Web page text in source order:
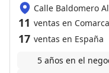
Calle Baldomero
11 ventas en
17 ventas en España
5 años en el